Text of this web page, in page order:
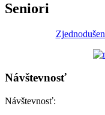
Seniori
Návštevnosť
Návštevnosť: